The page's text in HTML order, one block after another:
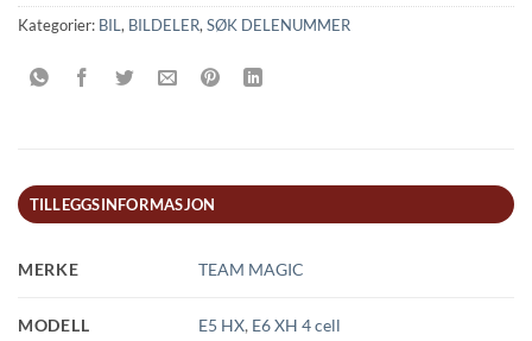
Kategorier: BIL, BILDELER,SØK DELENUMMER
TILLEGGSINFORMASJON
MERKE TEAM MAGIC
MODELL E5 HX, E6 XH 4 cell